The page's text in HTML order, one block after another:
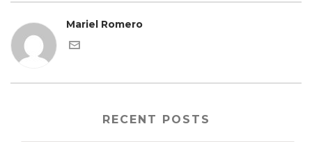
Mariel Romero
RECENT POSTS